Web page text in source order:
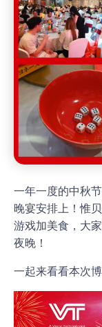
一年一度的中秋
晚宴安排上！惟
游戏加美食，大
夜晚！
一起来看看本次